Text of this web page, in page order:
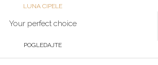
LUNA CIPELE
Your perfect choice
POGLEDAJTE